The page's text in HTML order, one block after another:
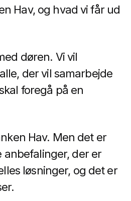
Hav, og hvad vi får ud
døren. Vi vil
der vil samarbejde
foregå på en
Hav. Men det er
anbefalinger, der er
løsninger, og det er